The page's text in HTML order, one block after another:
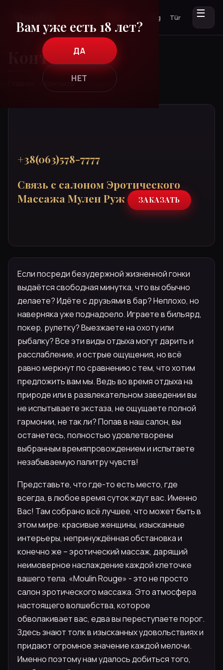
Вам уже есть 18 лет?
ДА
НЕТ
Eng Tür ☰
Контакты
-›Контакты
+38(063)578-7777
Связь с салоном Эротического
Массажа Мулен Руж
ЗАКАЗАТЬ
Если посреди безудержной жизненной гонки
выдаётся свободная минутка, что вы обычно
делаете? Идёте с друзьями в бар? Неплохо, но
наверняка уже поднадоело. Играете в бильярд,
покер, рулетку? Выезжаете на охоту или
рыбалку? Все эти виды отдыха могут дарить и
расслабление, и острые ощущения, но всё
равно меркнут по сравнению с тем, что хотим
предложить вам мы. Ведь во время отдыха на
природе или в развлекательном заведении вы
не испытываете экстаза, не ощущаете полной
гармонии, не так ли? Попав в наш салон, вы
останетесь, полностью удовлетворены
выбранным времяпровождением и испытаете
незабываемую палитру чувств!
Представьте, что где-то есть место, где
всегда, в любое время суток ждут вас. Именно
Вас! Там собрано всё лучшее, что может быть в
этом мире: красивые женщины, изысканные
интерьеры, непринуждённая обстановка и
конечно же – эротический массаж, дарящий
неимоверное наслаждение каждой клеточке
вашего тела. «Moulin Rouge» - это не просто
салон эротического массажа. Это атмосфера
настоящего волшебства, которое
обволакивает вас, едва вы переступаете порог.
Здесь знают толк в изысканных удовольствиях и
придают огромное значение каждой мелочи.
Именно поэтому нам удалось добиться того,